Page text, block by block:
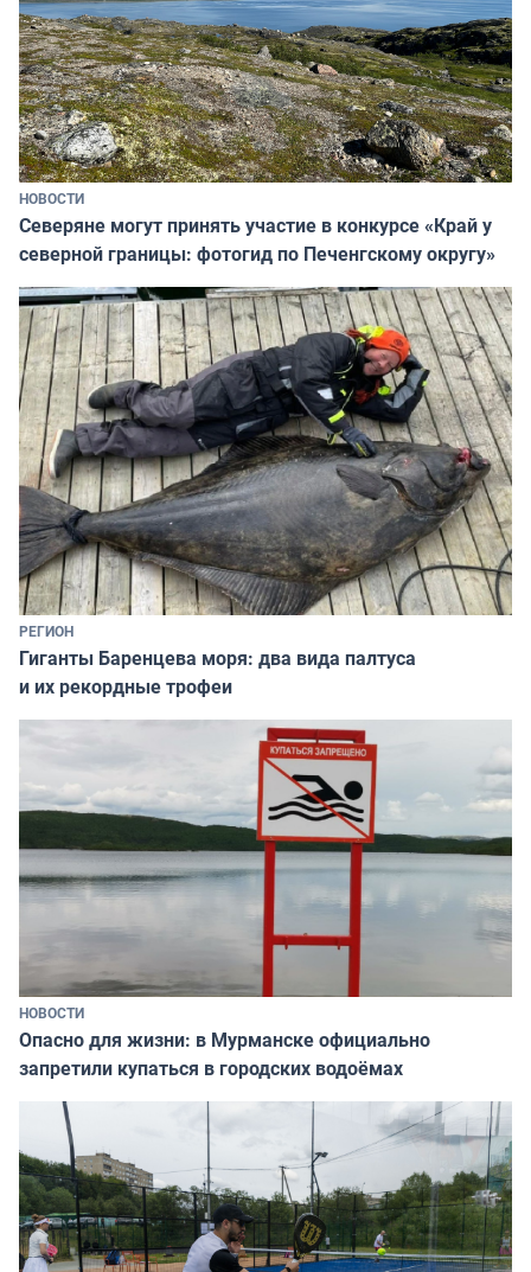
НОВОСТИ
Северяне могут принять участие в конкурсе «Край у
северной границы: фотогид по Печенгскому округу»
РЕГИОН
Гиганты Баренцева моря: два вида палтуса
и их рекордные трофеи
НОВОСТИ
Опасно для жизни: в Мурманске официально
запретили купаться в городских водоёмах